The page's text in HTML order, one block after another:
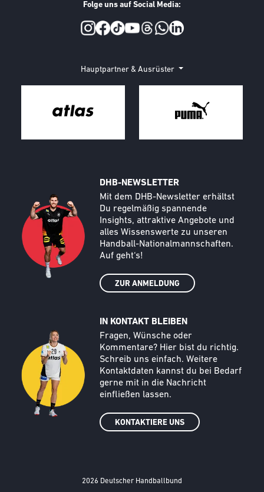
Folge uns auf Social Media:
Hauptpartner & Ausrüster
DHB-NEWSLETTER
Text
Mit dem DHB-Newsletter erhältst
Du regelmäßig spannende
Insights, attraktive Angebote und
alles Wissenswerte zu unseren
Handball-Nationalmannschaften.
Auf geht‘s!
ZUR ANMELDUNG
Call to action image
IN KONTAKT BLEIBEN
Text
Fragen, Wünsche oder
Kommentare? Hier bist du richtig.
Schreib uns einfach. Weitere
Kontaktdaten kannst du bei Bedarf
gerne mit in die Nachricht
einfließen lassen.
KONTAKTIERE UNS
2026 Deutscher Handballbund